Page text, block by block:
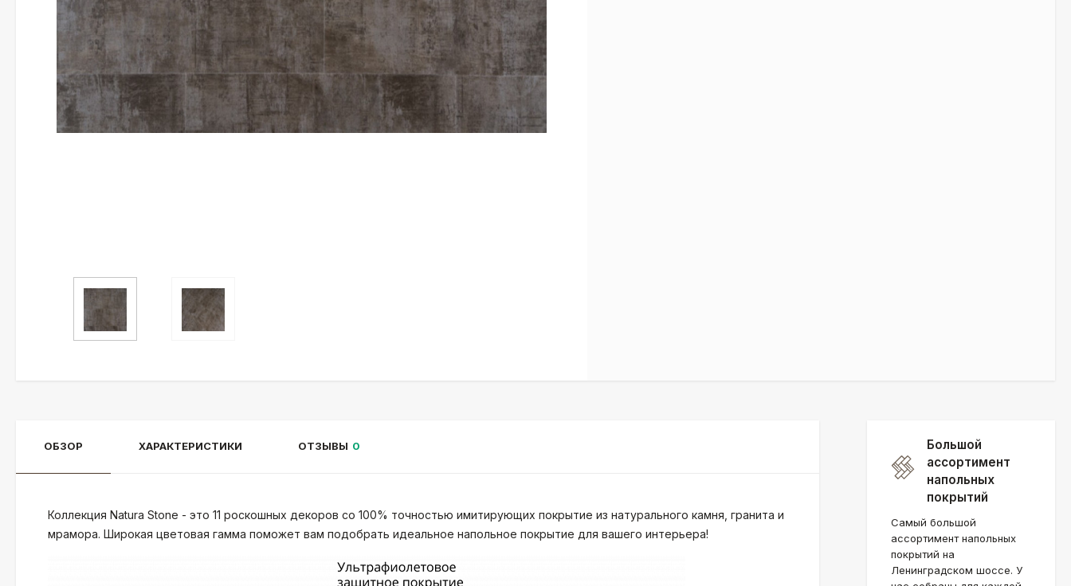
ОБЗОР ХАРАКТЕРИСТИКИ ОТЗЫВЫ 0
Коллекция Natura Stone - это 11 роскошных декоров со 100% точностью имитирующих покрытие из натурального камня, гранита и
мрамора. Широкая цветовая гамма поможет вам подобрать идеальное напольное покрытие для вашего интерьера!
Большой
ассортимент
напольных
покрытий
Самый большой
ассортимент напольных
покрытий на
Ленинградском шоссе. У